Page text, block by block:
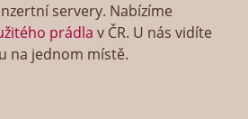
servery. Nabízíme
prádla v ČR. U nás vidíte
na jednom místě.